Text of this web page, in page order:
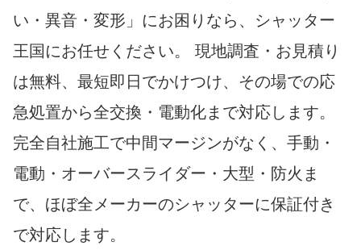
い・異音・変形」にお困りなら、シャッター
王国にお任せください。 現地調査・お見積り
は無料、最短即日でかけつけ、その場での応
急処置から全交換・電動化まで対応します。
完全自社施工で中間マージンがなく、手動・
電動・オーバースライダー・大型・防火ま
で、ほぼ全メーカーのシャッターに保証付き
で対応します。